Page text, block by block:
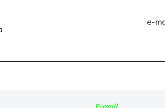
e-